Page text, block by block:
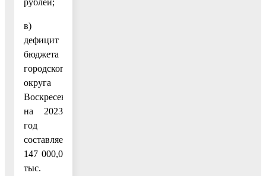
в)
дефицит
бюджета
городского
округа
Воскресенск
на 2023
год
составляет
147 000,0
тыс.